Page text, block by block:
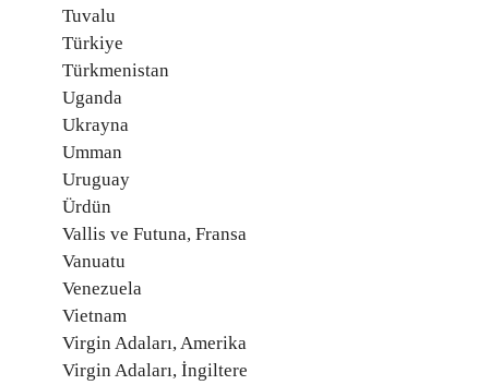
Tuvalu
Türkiye
Türkmenistan
Uganda
Ukrayna
Umman
Uruguay
Ürdün
Vallis ve Futuna, Fransa
Vanuatu
Venezuela
Vietnam
Virgin Adaları, Amerika
Virgin Adaları, İngiltere